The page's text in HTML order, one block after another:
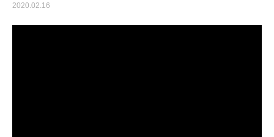
2020.02.16